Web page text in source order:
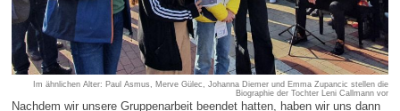
Im ähnlichen Alter: Paul Asmus, Merve Gülec, Johanna Diemer und Emma Zupancic stellen die
Biographie der Tochter Leni Callmann vor
Nachdem wir unsere Gruppenarbeit beendet hatten, haben wir uns dann